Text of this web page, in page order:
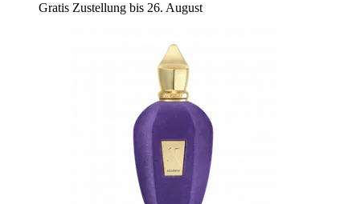
Gratis Zustellung bis 26. August